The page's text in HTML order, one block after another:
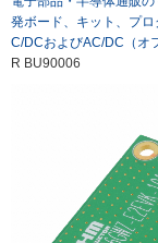
発ボード、キット、プロ
C/DCおよびAC/DC（オ
R BU90006